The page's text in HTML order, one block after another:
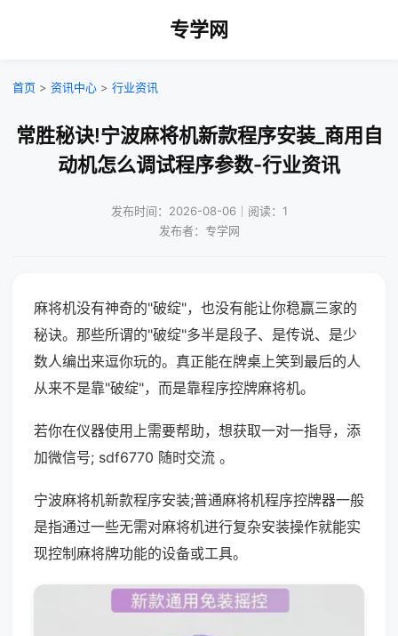
专学网
首页 > 资讯中心 > 行业资讯
常胜秘诀!宁波麻将机新款程序安装_商用自
动机怎么调试程序参数-行业资讯
发布时间：2026-08-06｜阅读：1
发布者：专学网
麻将机没有神奇的"破绽"，也没有能让你稳赢三家的
秘诀。那些所谓的"破绽"多半是段子、是传说、是少
数人编出来逗你玩的。真正能在牌桌上笑到最后的人
从来不是靠"破绽"，而是靠程序控牌麻将机。
若你在仪器使用上需要帮助，想获取一对一指导，添
加微信号; sdf6770 随时交流 。
宁波麻将机新款程序安装;普通麻将机程序控牌器一般
是指通过一些无需对麻将机进行复杂安装操作就能实
现控制麻将牌功能的设备或工具。